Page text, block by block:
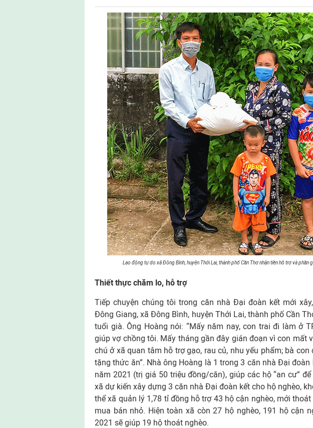
Lao động tự do xã Đông Bình, huyện Thới Lai, thành phố Cần Thơ nhận tiền hỗ trợ và
Thiết thực chăm lo, hỗ trợ
Tiếp chuyện chúng tôi trong căn nhà Ðại đoàn kết mới
Ðông Giang, xã Ðông Bình, huyện Thới Lai, thành phố Cần
tuổi già. Ông Hoàng nói: “Mấy năm nay, con trai đi làm ở
giúp vợ chồng tôi. Mấy tháng gần đây gián đoạn vì con mất
chú ở xã quan tâm hỗ trợ gạo, rau củ, nhu yếu phẩm; bà
tặng thức ăn”. Nhà ông Hoàng là 1 trong 3 căn nhà Ðại
năm 2021 (trị giá 50 triệu đồng/căn), giúp các hộ “an cư”
xã dự kiến xây dựng 3 căn nhà Ðại đoàn kết cho hộ nghèo,
thể xã quản lý 1,78 tỉ đồng hỗ trợ 43 hộ cận nghèo, mới
mua bán nhỏ. Hiện toàn xã còn 27 hộ nghèo, 191 hộ cận
2021 sẽ giúp 19 hộ thoát nghèo.